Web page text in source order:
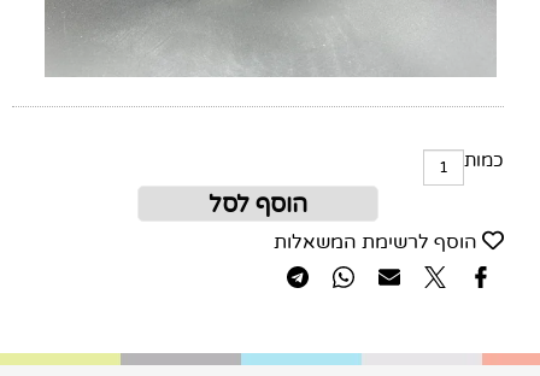
כמות
הוסף לסל
הוסף לרשימת המשאלות